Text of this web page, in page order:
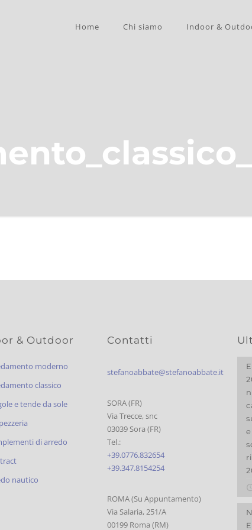
Home Chi siamo Indoor &
& Outdoor
moderno
classico
e tende da sole
di arredo
nautico
Contatti
stefanoabbate@stefanoabbate.it
SORA (FR)
Via Trecce, snc
03039 Sora (FR)
Tel.:
+39.0776.832654
+39.347.8154254
ROMA (Su Appuntamento)
Via Salaria, 251/A
00199 Roma (RM)